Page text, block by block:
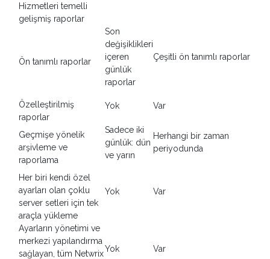
Hizmetleri temelli
gelişmiş raporlar
Ön tanımlı raporlar
Son
değişiklikleri
içeren
günlük
raporlar
Çeşitli ön tanımlı raporlar
Özelleştirilmiş
raporlar
Yok Var
Geçmişe yönelik
arşivleme ve
raporlama
Sadece iki
günlük: dün
ve yarın
Herhangi bir zaman
periyodunda
Her biri kendi özel
ayarları olan çoklu
server setleri için tek
araçla yükleme
Yok Var
Ayarların yönetimi ve
merkezi yapılandırma
sağlayan, tüm NetwrixYok Var